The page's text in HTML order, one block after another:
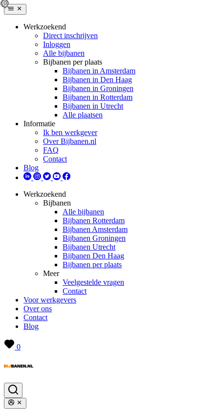
Werkzoekend
Direct inschrijven
Inloggen
Alle bijbanen
Bijbanen per plaats
Bijbanen in Amsterdam
Bijbanen in Den Haag
Bijbanen in Groningen
Bijbanen in Rotterdam
Bijbanen in Utrecht
Alle plaatsen
Informatie
Ik ben werkgever
Over Bijbanen.nl
FAQ
Contact
Blog
Werkzoekend
Bijbanen
Alle bijbanen
Bijbanen Rotterdam
Bijbanen Amsterdam
Bijbanen Groningen
Bijbanen Utrecht
Bijbanen Den Haag
Bijbanen per plaats
Meer
Veelgestelde vragen
Contact
Voor werkgevers
Over ons
Contact
Blog
0